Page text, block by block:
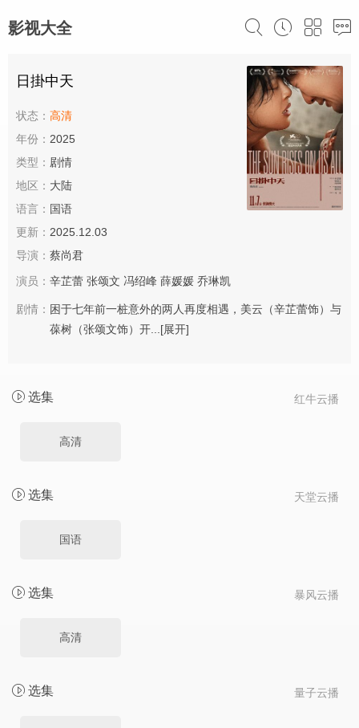
影视大全
日掛中天
状态： 高清
年份： 2025
类型： 剧情
地区： 大陆
语言： 国语
更新： 2025.12.03
导演： 蔡尚君
演员： 辛芷蕾 张颂文 冯绍峰 薛媛媛 乔琳凯
剧情： 困于七年前一桩意外的两人再度相遇，美云（辛芷蕾饰）与
葆树（张颂文饰）开... [展开]
红牛云播
选集
高清
天堂云播
选集
国语
暴风云播
选集
高清
量子云播
选集